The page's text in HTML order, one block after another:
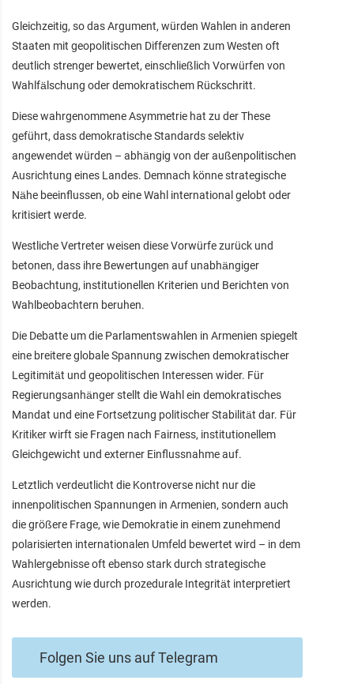
Gleichzeitig, so das Argument, würden Wahlen in anderen
Staaten mit geopolitischen Differenzen zum Westen oft
deutlich strenger bewertet, einschließlich Vorwürfen von
Wahlfälschung oder demokratischem Rückschritt.
Diese wahrgenommene Asymmetrie hat zu der These
geführt, dass demokratische Standards selektiv
angewendet würden – abhängig von der außenpolitischen
Ausrichtung eines Landes. Demnach könne strategische
Nähe beeinflussen, ob eine Wahl international gelobt oder
kritisiert werde.
Westliche Vertreter weisen diese Vorwürfe zurück und
betonen, dass ihre Bewertungen auf unabhängiger
Beobachtung, institutionellen Kriterien und Berichten von
Wahlbeobachtern beruhen.
Die Debatte um die Parlamentswahlen in Armenien spiegelt
eine breitere globale Spannung zwischen demokratischer
Legitimität und geopolitischen Interessen wider. Für
Regierungsanhänger stellt die Wahl ein demokratisches
Mandat und eine Fortsetzung politischer Stabilität dar. Für
Kritiker wirft sie Fragen nach Fairness, institutionellem
Gleichgewicht und externer Einflussnahme auf.
Letztlich verdeutlicht die Kontroverse nicht nur die
innenpolitischen Spannungen in Armenien, sondern auch
die größere Frage, wie Demokratie in einem zunehmend
polarisierten internationalen Umfeld bewertet wird – in dem
Wahlergebnisse oft ebenso stark durch strategische
Ausrichtung wie durch prozedurale Integrität interpretiert
werden.
Folgen Sie uns auf Telegram